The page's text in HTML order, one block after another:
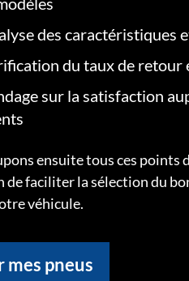
des caractéristiques
du taux de retour
sur la satisfaction
ensuite tous ces points
de faciliter la sélection du
véhicule.
mes pneus